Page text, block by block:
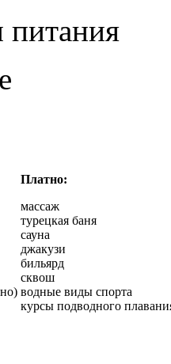
питания
Платно:
массаж
турецкая баня
сауна
джакузи
бильярд
сквош
водные виды спорта
курсы подводного